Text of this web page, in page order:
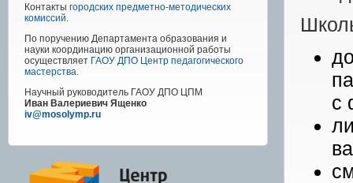
Контакты городских предметно-методических
комиссий.
По поручению Департамента образования и
науки координацию организационной работы
осуществляет ГАОУ ДПО Центр педагогического
мастерства.
Научный руководитель ГАОУ ДПО ЦПМ
Иван Валериевич Ященко
iv@mosolymp.ru
с